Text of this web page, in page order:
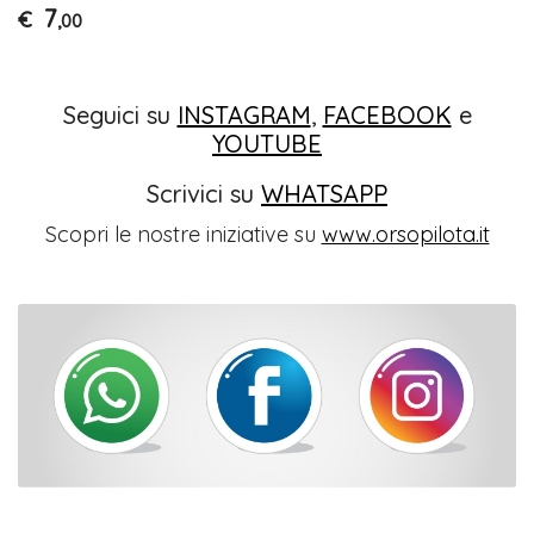
€ 7,00
Seguici su INSTAGRAM, FACEBOOK e
YOUTUBE
Scrivici su WHATSAPP
Scopri le nostre iniziative su www.orsopilota.it